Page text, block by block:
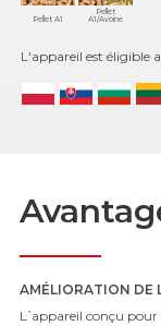
Pellet A1
Pellet
A1/Avoine
L'appareil est éligible
AMÉLIORATION DE
L᾿appareil conçu